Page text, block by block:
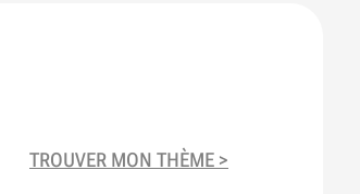
TROUVER MON THÈME >